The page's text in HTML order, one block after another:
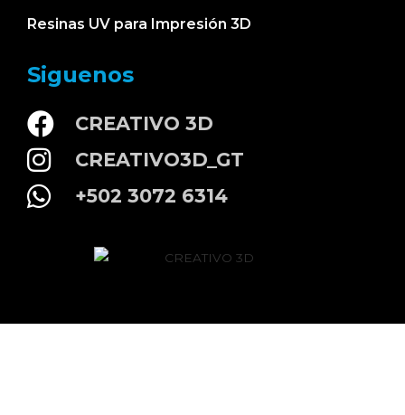
Resinas UV para Impresión 3D
Siguenos
CREATIVO 3D
CREATIVO3D_GT
+502 3072 6314